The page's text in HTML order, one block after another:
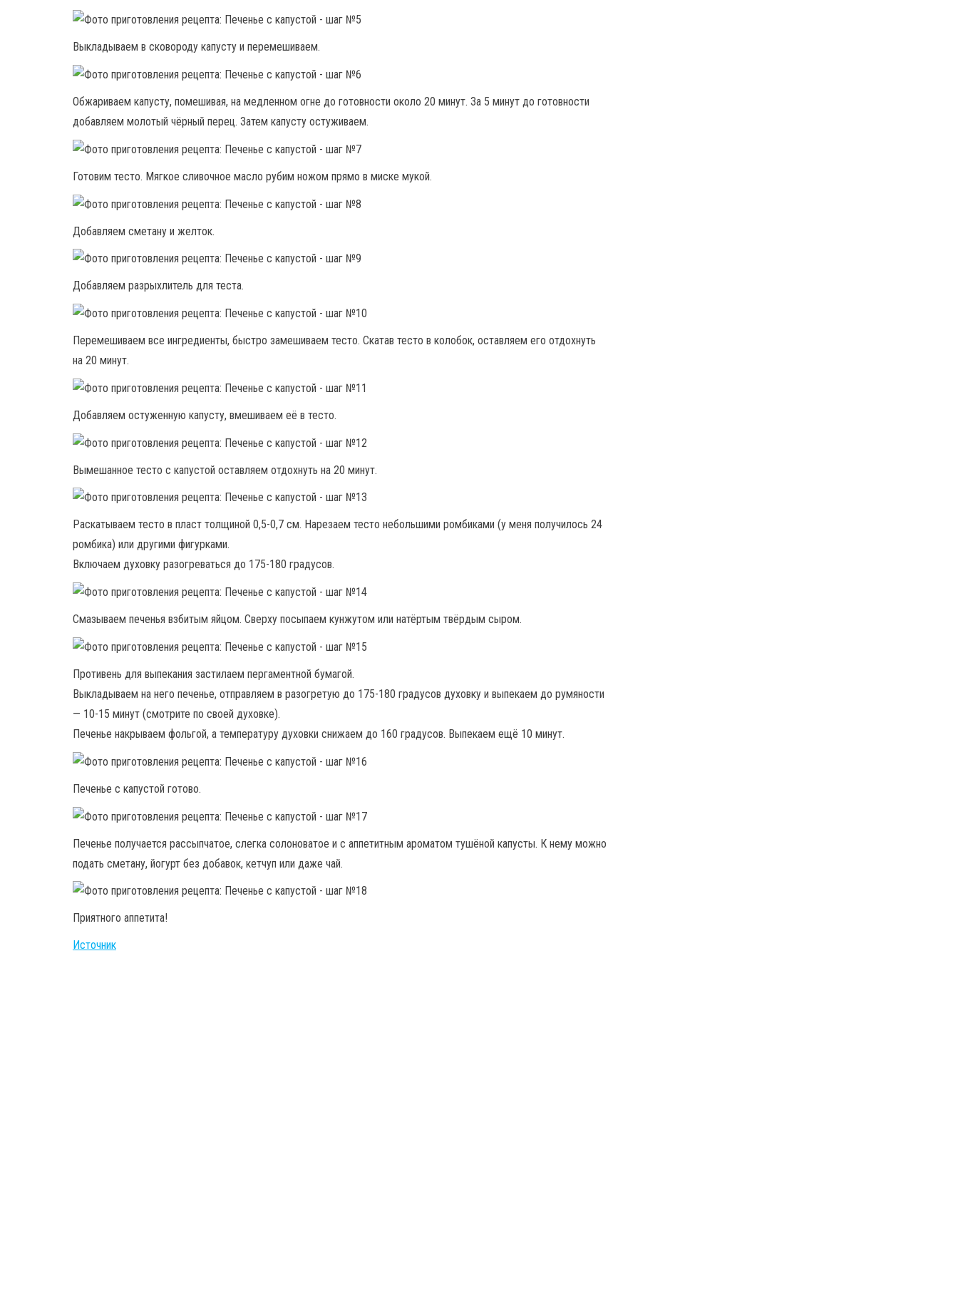
Выкладываем в сковороду капусту и перемешиваем.
Обжариваем капусту, помешивая, на медленном огне до готовности около 20 минут. За 5 минут до готовности
добавляем молотый чёрный перец. Затем капусту остуживаем.
Готовим тесто. Мягкое сливочное масло рубим ножом прямо в миске мукой.
Добавляем сметану и желток.
Добавляем разрыхлитель для теста.
Перемешиваем все ингредиенты, быстро замешиваем тесто. Скатав тесто в колобок, оставляем его отдохнуть
на 20 минут.
Добавляем остуженную капусту, вмешиваем её в тесто.
Вымешанное тесто с капустой оставляем отдохнуть на 20 минут.
Раскатываем тесто в пласт толщиной 0,5-0,7 см. Нарезаем тесто небольшими ромбиками (у меня получилось 24
ромбика) или другими фигурками.
Включаем духовку разогреваться до 175-180 градусов.
Смазываем печенья взбитым яйцом. Сверху посыпаем кунжутом или натёртым твёрдым сыром.
Противень для выпекания застилаем пергаментной бумагой.
Выкладываем на него печенье, отправляем в разогретую до 175-180 градусов духовку и выпекаем до румяности
— 10-15 минут (смотрите по своей духовке).
Печенье накрываем фольгой, а температуру духовки снижаем до 160 градусов. Выпекаем ещё 10 минут.
Печенье с капустой готово.
Печенье получается рассыпчатое, слегка солоноватое и с аппетитным ароматом тушёной капусты. К нему можно
подать сметану, йогурт без добавок, кетчуп или даже чай.
Приятного аппетита!
Источник